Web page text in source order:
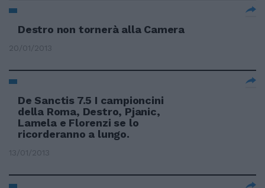
Destro non tornerà alla Camera
20/01/2013
De Sanctis 7.5 I campioncini
della Roma, Destro, Pjanic,
Lamela e Florenzi se lo
ricorderanno a lungo.
13/01/2013